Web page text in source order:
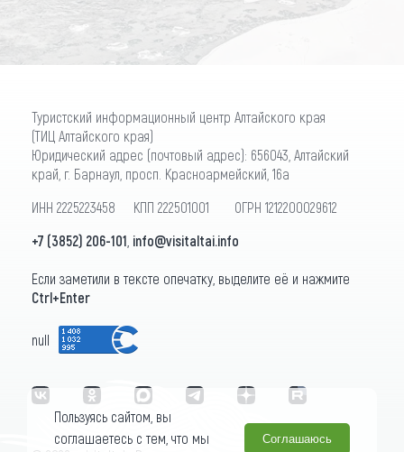
Туристский информационный центр Алтайского края
(ТИЦ Алтайского края)
Юридический адрес (почтовый адрес): 656043, Алтайский
край, г. Барнаул, просп. Красноармейский, 16а
ИНН 2225223458 КПП 222501001 ОГРН 1212200029612
+7 (3852) 206-101 info@visitaltai.info
Если заметили в тексте опечатку, выделите её и нажмите
Ctrl+Enter
null
Пользуясь сайтом, вы
соглашаетесь с тем, что мы
Соглашаюсь